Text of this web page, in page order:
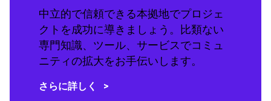
中立的で信頼できる本拠地でプロジェ
クトを成功に導きましょう。比類ない
専門知識、ツール、サービスでコミュ
ニティの拡大をお手伝いします。
さらに詳しく